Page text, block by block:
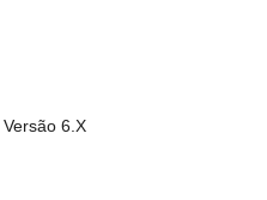
Versão 6.X